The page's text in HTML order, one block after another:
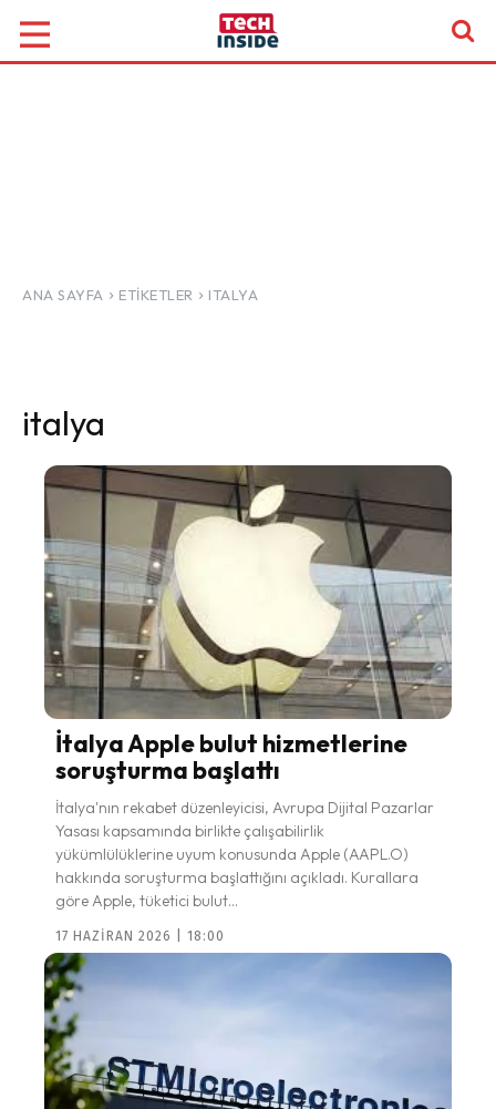
ANA SAYFA ETIKETLER ITALYA
italya
İtalya Apple bulut hizmetlerine
soruşturma başlattı
İtalya'nın rekabet düzenleyicisi, Avrupa Dijital Pazarlar
Yasası kapsamında birlikte çalışabilirlik
yükümlülüklerine uyum konusunda Apple (AAPL.O)
hakkında soruşturma başlattığını açıkladı. Kurallara
göre Apple, tüketici bulut...
17 HAZIRAN 2026 | 18:00